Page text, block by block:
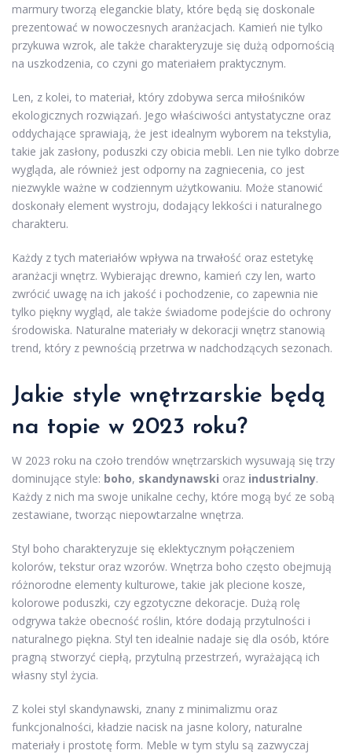
marmury tworzą eleganckie blaty, które będą się doskonale
prezentować w nowoczesnych aranżacjach. Kamień nie tylko
przykuwa wzrok, ale także charakteryzuje się dużą odpornością
na uszkodzenia, co czyni go materiałem praktycznym.
Len, z kolei, to materiał, który zdobywa serca miłośników
ekologicznych rozwiązań. Jego właściwości antystatyczne oraz
oddychające sprawiają, że jest idealnym wyborem na tekstylia,
takie jak zasłony, poduszki czy obicia mebli. Len nie tylko dobrze
wygląda, ale również jest odporny na zagniecenia, co jest
niezwykle ważne w codziennym użytkowaniu. Może stanowić
doskonały element wystroju, dodający lekkości i naturalnego
charakteru.
Każdy z tych materiałów wpływa na trwałość oraz estetykę
aranżacji wnętrz. Wybierając drewno, kamień czy len, warto
zwrócić uwagę na ich jakość i pochodzenie, co zapewnia nie
tylko piękny wygląd, ale także świadome podejście do ochrony
środowiska. Naturalne materiały w dekoracji wnętrz stanowią
trend, który z pewnością przetrwa w nadchodzących sezonach.
Jakie style wnętrzarskie będą
na topie w 2023 roku?
W 2023 roku na czoło trendów wnętrzarskich wysuwają się trzy
dominujące style: boho, skandynawski oraz industrialny.
Każdy z nich ma swoje unikalne cechy, które mogą być ze sobą
zestawiane, tworząc niepowtarzalne wnętrza.
Styl boho charakteryzuje się eklektycznym połączeniem
kolorów, tekstur oraz wzorów. Wnętrza boho często obejmują
różnorodne elementy kulturowe, takie jak plecione kosze,
kolorowe poduszki, czy egzotyczne dekoracje. Dużą rolę
odgrywa także obecność roślin, które dodają przytulności i
naturalnego piękna. Styl ten idealnie nadaje się dla osób, które
pragną stworzyć ciepłą, przytulną przestrzeń, wyrażającą ich
własny styl życia.
Z kolei styl skandynawski, znany z minimalizmu oraz
funkcjonalności, kładzie nacisk na jasne kolory, naturalne
materiały i prostotę form. Meble w tym stylu są zazwyczaj